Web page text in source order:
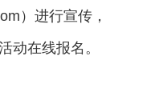
）进行宣传，
动在线报名。